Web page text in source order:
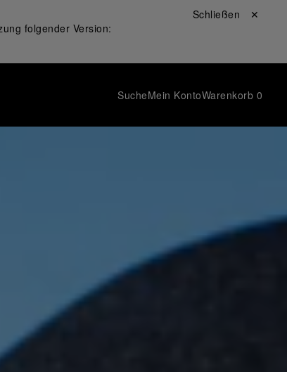
folgender Version:
Schließen ✕
SucheMein KontoWarenkorb 0